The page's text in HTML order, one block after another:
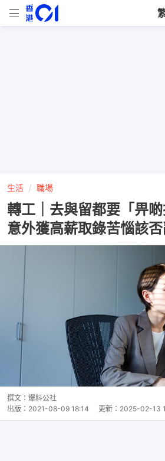
生活 職場
轉工｜去與留都要「畀
意外獲高薪取錄苦惱該
撰文： 爆料公社
出版： 2021-08-09 18:14 更新： 2025-02-13